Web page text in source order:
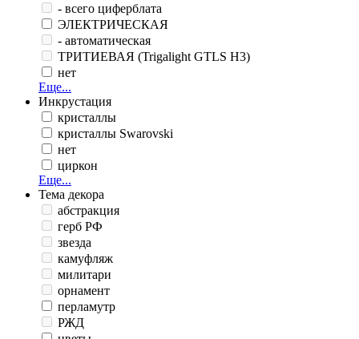
- всего циферблата
ЭЛЕКТРИЧЕСКАЯ
- автоматическая
ТРИТИЕВАЯ (Trigalight GTLS H3)
нет
Еще...
Инкрустация
кристаллы
кристаллы Swarovski
нет
циркон
Еще...
Тема декора
абстракция
герб РФ
звезда
камуфляж
милитари
орнамент
перламутр
РЖД